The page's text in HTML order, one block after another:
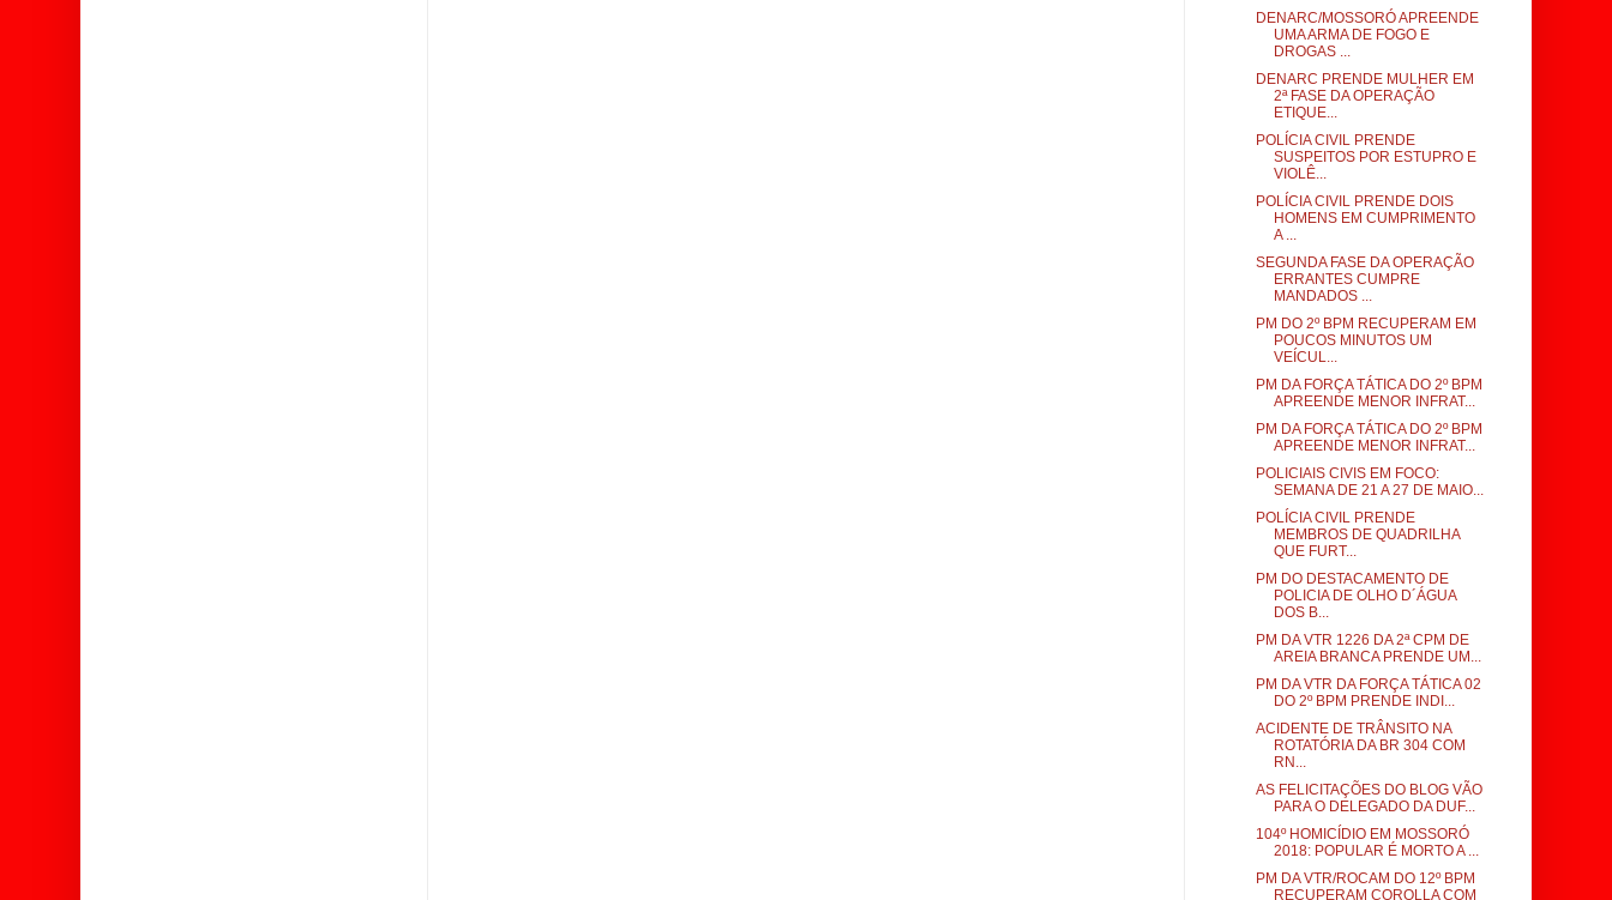
DENARC/MOSSORÓ APREENDE
UMA ARMA DE FOGO E
DROGAS ...
DENARC PRENDE MULHER EM
2ª FASE DA OPERAÇÃO
ETIQUE...
POLÍCIA CIVIL PRENDE
SUSPEITOS POR ESTUPRO E
VIOLÊ...
POLÍCIA CIVIL PRENDE DOIS
HOMENS EM CUMPRIMENTO
A ...
SEGUNDA FASE DA OPERAÇÃO
ERRANTES CUMPRE
MANDADOS ...
PM DO 2º BPM RECUPERAM EM
POUCOS MINUTOS UM
VEÍCUL...
PM DA FORÇA TÁTICA DO 2º BPM
APREENDE MENOR INFRAT...
PM DA FORÇA TÁTICA DO 2º BPM
APREENDE MENOR INFRAT...
POLICIAIS CIVIS EM FOCO:
SEMANA DE 21 A 27 DE MAIO...
POLÍCIA CIVIL PRENDE
MEMBROS DE QUADRILHA
QUE FURT...
PM DO DESTACAMENTO DE
POLICIA DE OLHO D´ÁGUA
DOS B...
PM DA VTR 1226 DA 2ª CPM DE
AREIA BRANCA PRENDE UM...
PM DA VTR DA FORÇA TÁTICA 02
DO 2º BPM PRENDE INDI...
ACIDENTE DE TRÂNSITO NA
ROTATÓRIA DA BR 304 COM
RN...
AS FELICITAÇÕES DO BLOG VÃO
PARA O DELEGADO DA DUF...
104º HOMICÍDIO EM MOSSORÓ
2018: POPULAR É MORTO A ...
PM DA VTR/ROCAM DO 12º BPM
RECUPERAM COROLLA COM